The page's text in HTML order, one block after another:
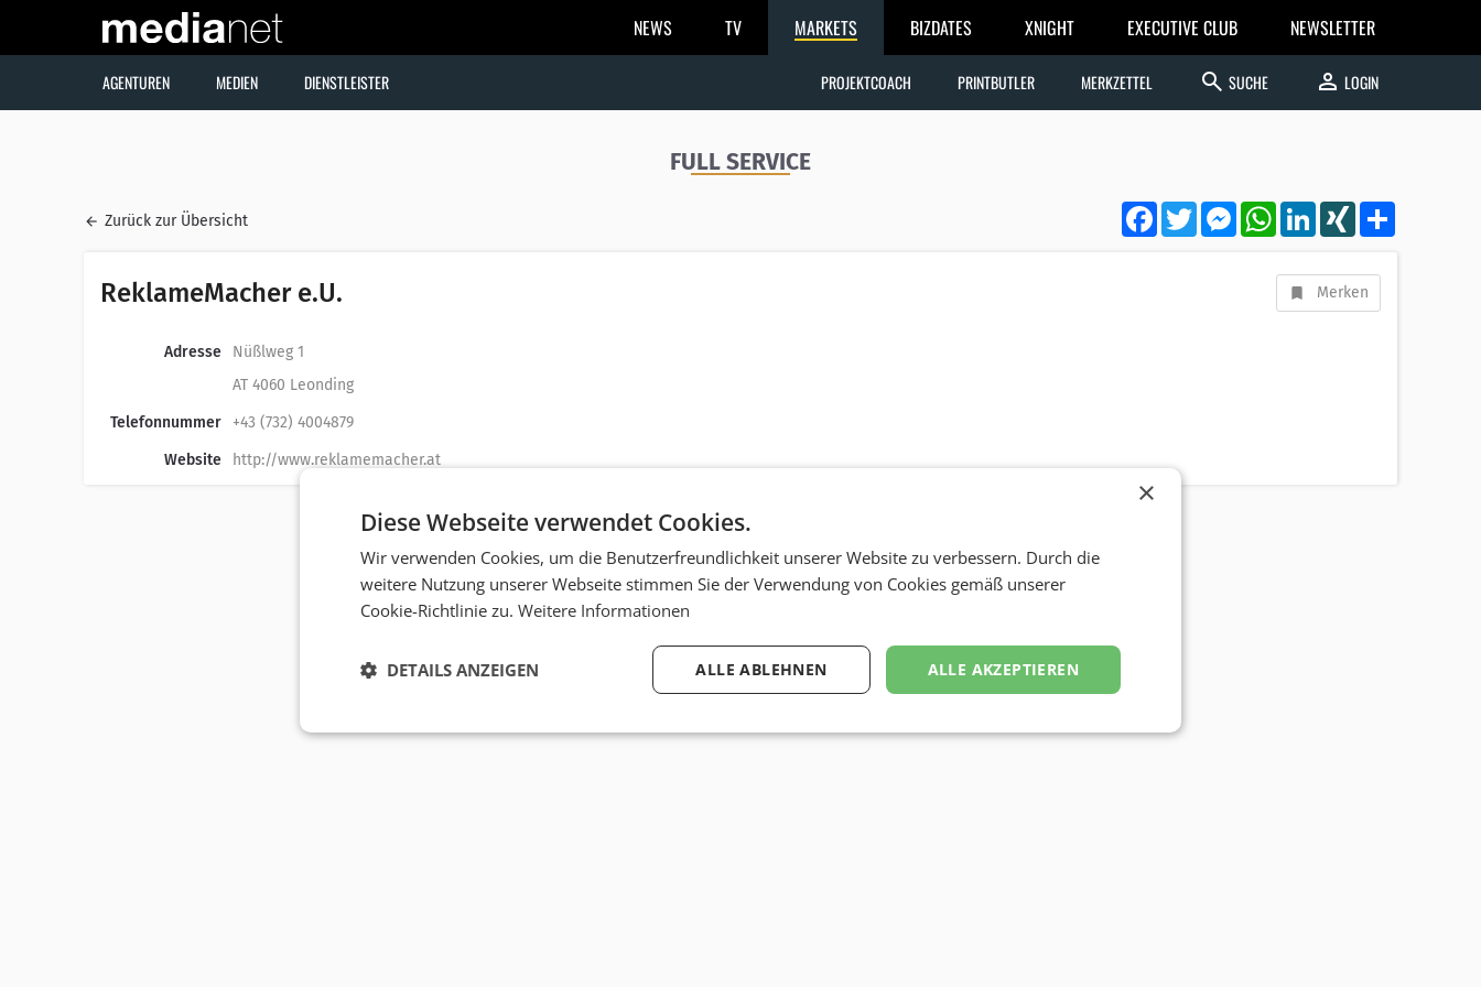
NEWS TV MARKETS BIZDATES XNIGHT EXECUTIVE CLUB NEWSLETTER
AGENTUREN MEDIEN DIENSTLEISTER PROJEKTCOACH PRINTBUTLER MERKZETTEL search SUCHE person LOGIN
FULL SERVICE
Zurück zur Übersicht
FacebookTwitterMessengerWhatsApp
LinkedInXING
ReklameMacher e.U. Merken
Adresse
Nüßlweg 1
AT 4060 Leonding
Telefonnummer
+43 (732) 4004879
Website
http://www.reklamemacher.at
×
Diese Webseite verwendet Cookies.
Wir verwenden Cookies, um die Benutzerfreundlichkeit unserer Website zu verbessern. Durch die
weitere Nutzung unserer Webseite stimmen Sie der Verwendung von Cookies gemäß unserer
Cookie-Richtlinie zu. Weitere Informationen
ALLE AKZEPTIEREN
ALLE ABLEHNEN
DETAILS ANZEIGEN